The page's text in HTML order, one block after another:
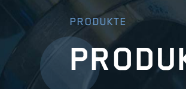
PRODUKTE